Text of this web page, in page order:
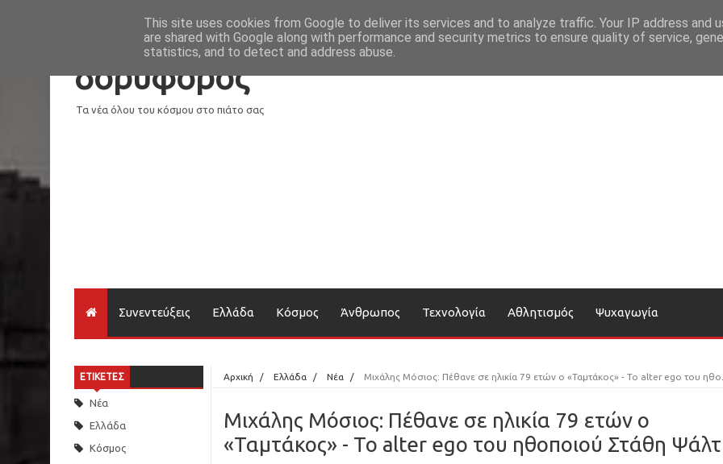
Loading...
δορυφόρος
Τα νέα όλου του κόσμου στο πιάτο σας
Συνεντεύξεις Ελλάδα Κόσμος Άνθρωπος Τεχνολογία Αθλητισμός Ψυχαγωγία
ΕΤΙΚΕΤΕΣ
Νέα
Ελλάδα
Κόσμος
Αρχική / Ελλάδα / Νέα / Μιχάλης Μόσιος: Πέθανε σε ηλικία 79 ετών ο «Ταμτάκος» - Το alter ego του ηθοποιού Στάθη Ψάλτη
Μιχάλης Μόσιος: Πέθανε σε ηλικία 79 ετών ο
«Ταμτάκος» - Το alter ego του ηθοποιού Στάθη
This site uses cookies from Google to deliver its services and to analyze traffic. Your IP address and
are shared with Google along with performance and security metrics to ensure quality of service,
statistics, and to detect and address abuse.